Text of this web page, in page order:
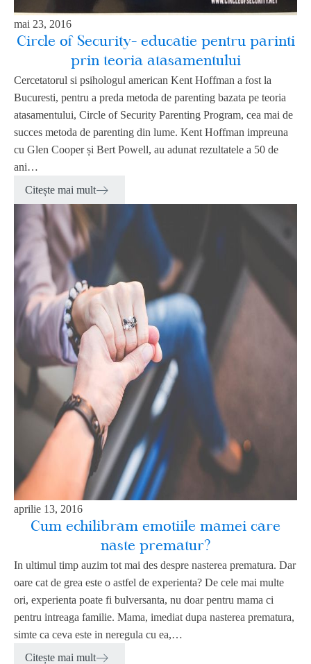
mai 23, 2016
Circle of Security- educatie pentru parinti
prin teoria atasamentului
Cercetatorul si psihologul american Kent Hoffman a fost la
Bucuresti, pentru a preda metoda de parenting bazata pe teoria
atasamentului, Circle of Security Parenting Program, cea mai de
succes metoda de parenting din lume. Kent Hoffman impreuna
cu Glen Cooper și Bert Powell, au adunat rezultatele a 50 de
ani…
Citește mai mult
aprilie 13, 2016
Cum echilibram emotiile mamei care
naste prematur?
In ultimul timp auzim tot mai des despre nasterea prematura. Dar
oare cat de grea este o astfel de experienta? De cele mai multe
ori, experienta poate fi bulversanta, nu doar pentru mama ci
pentru intreaga familie. Mama, imediat dupa nasterea prematura,
simte ca ceva este in neregula cu ea,…
Citește mai mult